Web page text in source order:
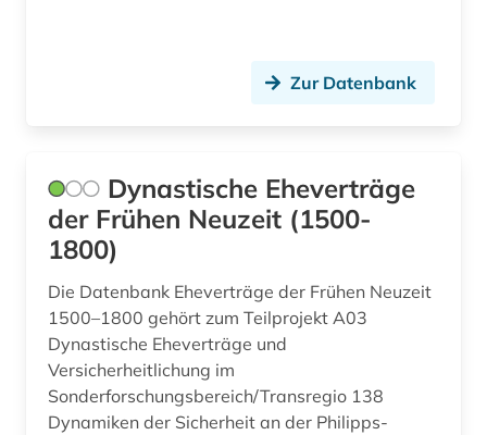
arbeitnehmervertretung (2)
arbeitsbedingungen (1)
arbeitsbeziehungen (1)
arbeitskampf (1)
arbeitslosigkeit (1)
Israel (4)
Japan (3)
Jugoslawien (7)
Kanada (11)
Korea (2)
Zur Datenbank
Dynastische Eheverträge
der Frühen Neuzeit (1500-
1800)
Die Datenbank Eheverträge der Frühen Neuzeit
1500–1800 gehört zum Teilprojekt A03
Dynastische Eheverträge und
Versicherheitlichung im
Sonderforschungsbereich/Transregio 138
Dynamiken der Sicherheit an der Philipps-